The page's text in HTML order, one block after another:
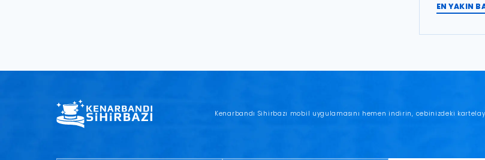
EN YAKIN
Kenarbandı Sihirbazı mobil uygulamasını hemen indirin, cebinizdeki